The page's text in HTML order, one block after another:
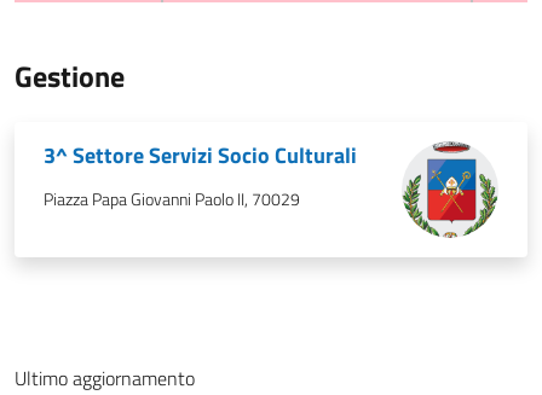
Gestione
3^ Settore Servizi Socio Culturali
Piazza Papa Giovanni Paolo II, 70029
Ultimo aggiornamento